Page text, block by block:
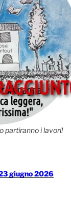
partiranno i lavori!
giugno 2026